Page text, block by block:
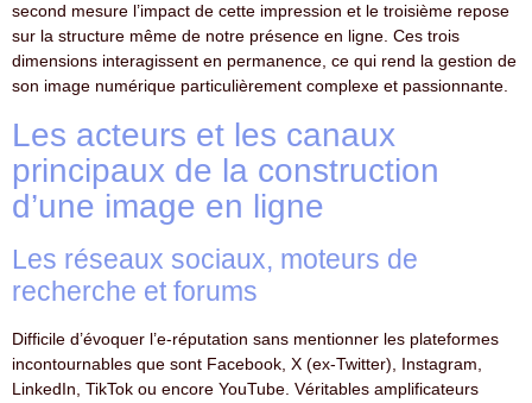
second mesure l’impact de cette impression et le troisième repose
sur la structure même de notre présence en ligne. Ces trois
dimensions interagissent en permanence, ce qui rend la gestion de
son image numérique particulièrement complexe et passionnante.
Les acteurs et les canaux
principaux de la construction
d’une image en ligne
Les réseaux sociaux, moteurs de
recherche et forums
Difficile d’évoquer l’e-réputation sans mentionner les plateformes
incontournables que sont Facebook, X (ex-Twitter), Instagram,
LinkedIn, TikTok ou encore YouTube. Véritables amplificateurs